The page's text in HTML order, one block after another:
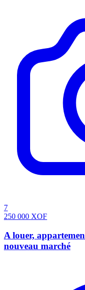
7
250 000 XOF
A louer,
nouveau marché